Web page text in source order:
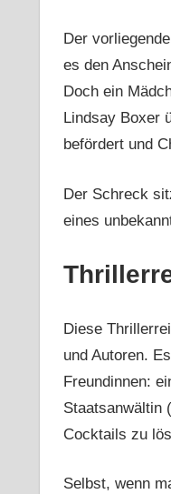
Der
es den
Doch ein
Lindsay Boxer
befördert und
Der Schreck
eines
Diese
und Autoren.
Freundinnen:
Staatsanwältin
Cocktails zu
Selbst, wenn